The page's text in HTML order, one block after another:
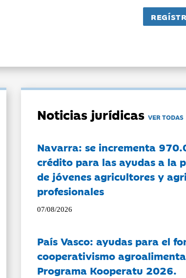
Noticias jurídicasVER TODAS
Navarra: se incrementa
crédito para las ayudas a la
de jóvenes agricultores y
profesionales
07/08/2026
País Vasco: ayudas para el
cooperativismo
Programa Kooperatu 2026.